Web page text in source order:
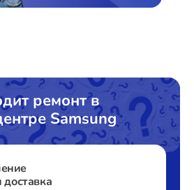
ремонт в
Samsung
доставка